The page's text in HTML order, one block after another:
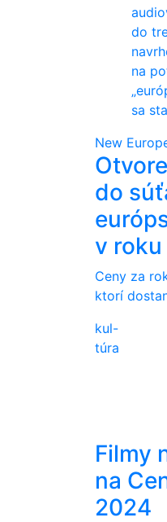
do
na
sa
New
do
v
Ceny za
ktorí
kul-
túra
Filmy
na
2024